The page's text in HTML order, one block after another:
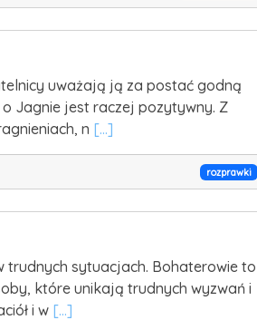
uważają ją za postać godną
Jagnie jest raczej pozytywny. Z
n [...]
rozprawki
trudnych sytuacjach. Bohaterowie to
które unikają trudnych wyzwań i
i w [...]